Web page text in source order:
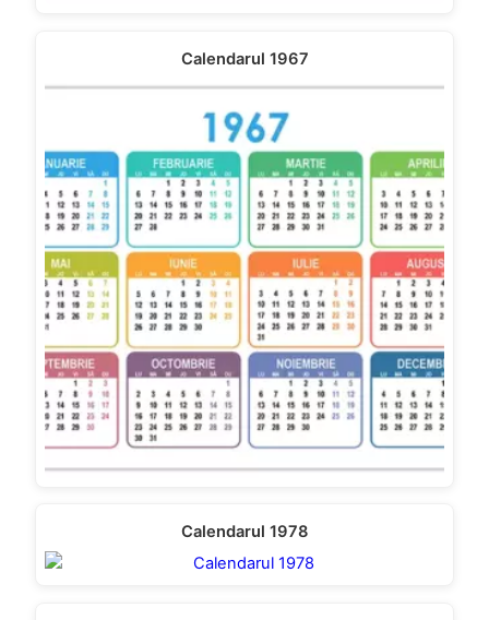
Calendarul 1967
Calendarul 1978